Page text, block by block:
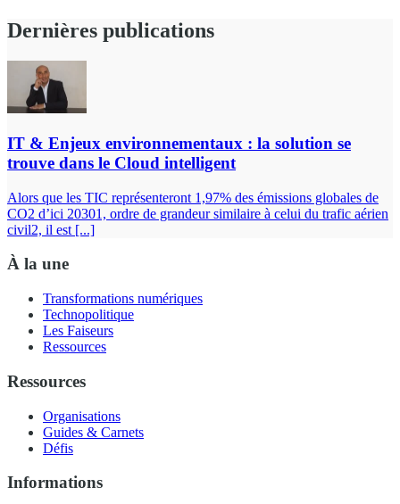
Dernières publications
IT & Enjeux environnementaux : la solution se
trouve dans le Cloud intelligent
Alors que les TIC représenteront 1,97% des émissions globales de
CO2 d’ici 20301, ordre de grandeur similaire à celui du trafic aérien
civil2, il est [...]
À la une
Transformations numériques
Technopolitique
Les Faiseurs
Ressources
Ressources
Organisations
Guides & Carnets
Défis
Informations